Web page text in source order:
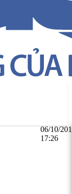
06/10/
17:26